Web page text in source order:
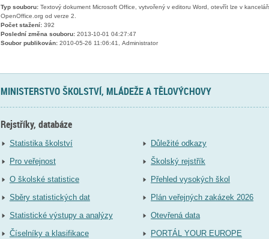
Typ souboru:Textový dokument Microsoft Office, vytvořený v editoru Word, otevřít lze v
OpenOffice.org od verze 2.
Počet stažení:392
Poslední změna souboru:2013-10-01 04:27:47
Soubor publikován:2010-05-26 11:06:41, Administrator
MINISTERSTVO ŠKOLSTVÍ, MLÁDEŽE A TĚLOVÝCHOVY
Rejstříky, databáze
Statistika školství
Pro veřejnost
O školské statistice
Sběry statistických dat
Statistické výstupy a analýzy
Číselníky a klasifikace
Důležité odkazy
Školský rejstřík
Přehled vysokých škol
Plán veřejných zakázek 2026
Otevřená data
PORTÁL YOUR EUROPE